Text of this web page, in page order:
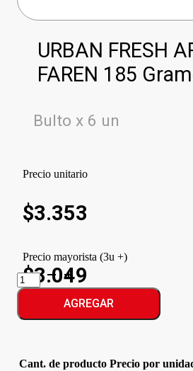
URBAN FRESH
FAREN 185
Bulto x 6 un
Precio unitario
$3.353
Precio mayorista (3u +)
$3.049
URBAN
FRESH
AROM/AMB
cantidad
AGREGAR
Cant. de producto Precio por